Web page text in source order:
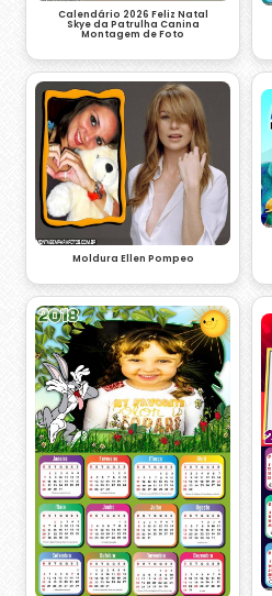
Calendário 2026 Feliz Natal
Skye da Patrulha Canina
Montagem de Foto
Moldura Ellen Pompeo